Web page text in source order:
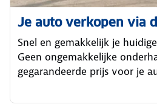
Je auto verkopen via
Snel en gemakkelijk je
Geen ongemakkelijke
gegarandeerde prijs voor je